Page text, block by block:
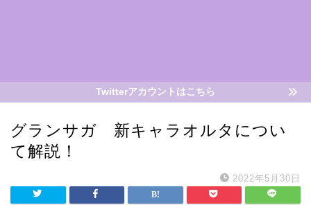
Twitterアカウントはこちら
グランサガ 新キャラオルタについ
て解説！
2022年5月30日